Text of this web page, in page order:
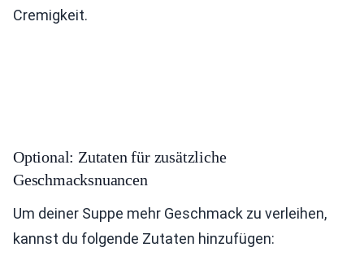
Cremigkeit.
Optional: Zutaten für zusätzliche
Geschmacksnuancen
Um deiner Suppe mehr Geschmack zu verleihen,
kannst du folgende Zutaten hinzufügen: